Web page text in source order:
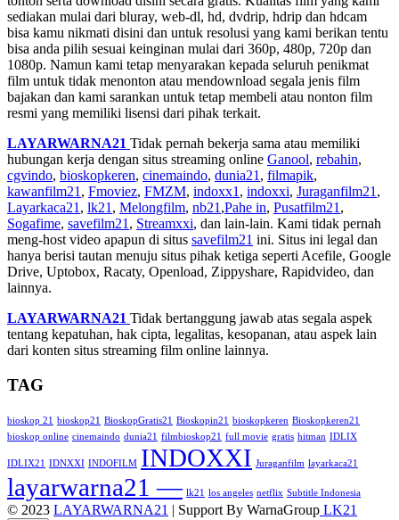
sediakan mulai dari bluray, web-dl, hd, dvdrip, hdrip dan hdcam
bisa kamu nikmati disini dan untuk resolusi yang kami berikan tentu
bisa anda pilih sesuai keinginan mulai dari 360p, 480p, 720p dan
1080p. Namun kami tetap menyarakan kepada seluruh penikmat
film untuk tidak menonton atau mendownload segala jenis film
bajakan dan kami sarankan untuk tetap membeli atau nonton film
resmi yang memiliki lisensi dari pihak terkait.
LAYARWARNA21 Tidak pernah bekerja sama atau memiliki
hubungan kerja dengan situs streaming online Ganool, rebahin,
cgvindo, bioskopkeren, cinemaindo, dunia21 , filmapik,
kawanfilm21 , Fmoviez, FMZM, indoxx1 , indoxxi, Juraganfilm21 ,
Layarkaca21 , lk21 , Melongfilm, nb21 ,Pahe in, Pusatfilm21 ,
Sogafime, savefilm21 , Streamxxi, dan lain-lain. Kami tidak pernah
meng-host video apapun di situs savefilm21 ini. Situs ini legal dan
hanya berisi tautan menuju situs pihak ketiga seperti Acefile, Google
Drive, Uptobox, Racaty, Openload, Zippyshare, Rapidvideo, dan
lainnya.
LAYARWARNA21 Tidak bertanggung jawab atas segala aspek
tentang kepatuhan, hak cipta, legalitas, kesopanan, atau aspek lain
dari konten situs streaming film online lainnya.
TAG
bioskop 21 bioskop21 BioskopGratis21 Bioskopin21 bioskopkeren Bioskopkeren21
bioskop online cinemaindo dunia21 filmbioskop21 full movie gratis hitman IDLIX
IDLIX21 IDNXXI INDOFILM INDOXXI Juraganfilm layarkaca21
layarwarna21 — lk21 los angeles netflix Subtitle Indonesia
© 2023 LAYARWARNA21 | Support By WarnaGroup LK21